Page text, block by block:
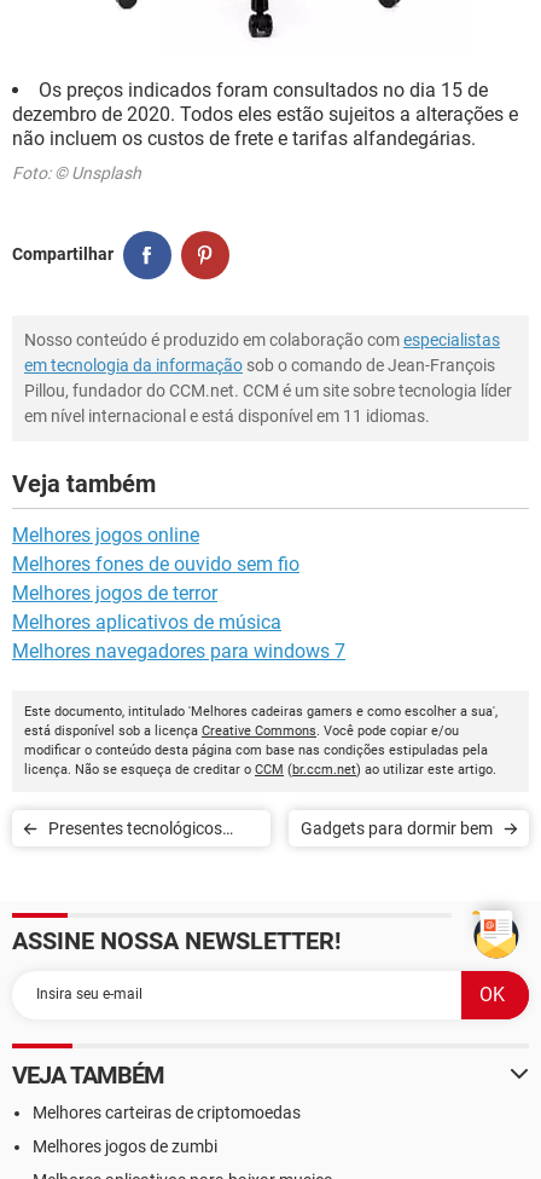
Os preços indicados foram consultados no dia 15 de
dezembro de 2020. Todos eles estão sujeitos a alterações e
não incluem os custos de frete e tarifas alfandegárias.
Foto: © Unsplash
Compartilhar
Nosso conteúdo é produzido em colaboração comespecialistas
em tecnologia da informação sob o comando de Jean-François
Pillou, fundador do CCM.net. CCM é um site sobre tecnologia líder
em nível internacional e está disponível em 11 idiomas.
Veja também
Melhores jogos online
Melhores fones de ouvido sem fio
Melhores jogos de terror
Melhores aplicativos de música
Melhores navegadores para windows 7
Este documento, intitulado 'Melhores cadeiras gamers e como escolher a sua',
está disponível sob a licença Creative Commons . Você pode copiar e/ou
modificar o conteúdo desta página com base nas condições estipuladas pela
licença. Não se esqueça de creditar o CCM (br.ccm.net) ao utilizar este artigo.
Presentes tecnológicos
Gadgets para dormir bem
ASSINE NOSSA NEWSLETTER!
VEJA TAMBÉM
Melhores carteiras de criptomoedas
Melhores jogos de zumbi